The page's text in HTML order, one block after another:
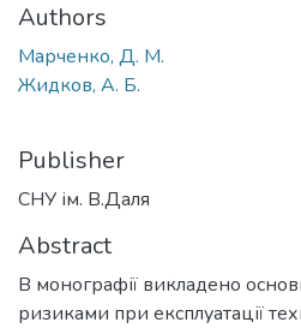
Authors
Марченко, Д. М.
Жидков, А. Б.
Publisher
СНУ ім. В.Даля
Abstract
В монографії викладено
ризиками при експлуатації